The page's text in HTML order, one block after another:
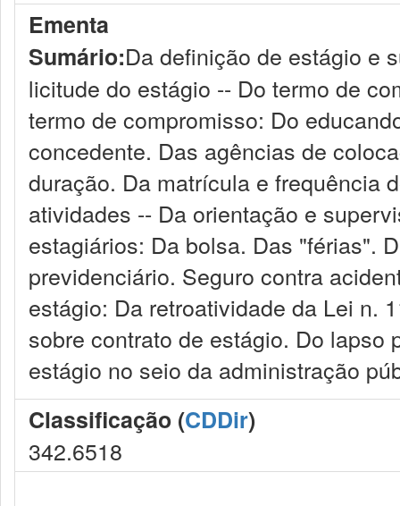
Ementa
Sumário:Da definição de estágio e
licitude do estágio -- Do termo de
termo de compromisso: Do
concedente. Das agências de
duração. Da matrícula e frequência
atividades -- Da orientação e
estagiários: Da bolsa. Das "férias".
previdenciário. Seguro contra
estágio: Da retroatividade da Lei n.
sobre contrato de estágio. Do lapso
estágio no seio da administração
Classificação (CDDir)
342.6518